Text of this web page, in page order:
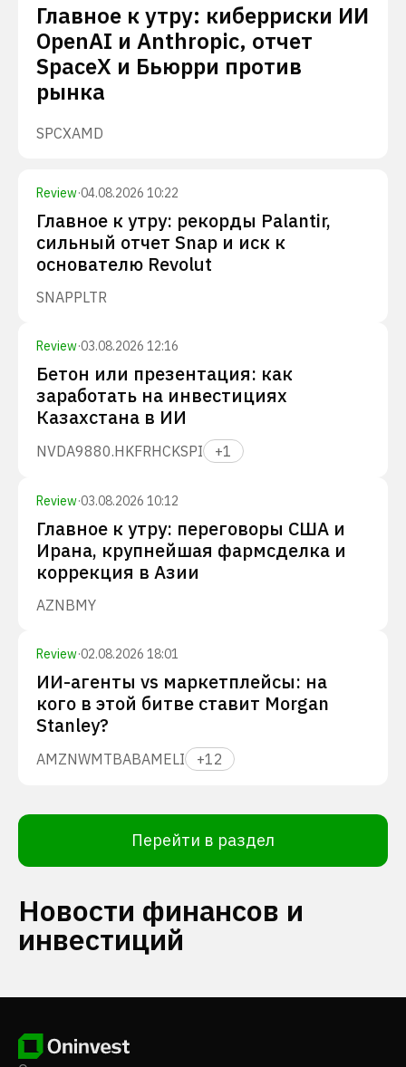
Главное к утру: киберриски ИИ
OpenAI и Anthropic, отчет
SpaceX и Бьюрри против
рынка
SPCXAMD
Review·04.08.2026 10:22
Главное к утру: рекорды Palantir,
сильный отчет Snap и иск к
основателю Revolut
SNAPPLTR
Review·03.08.2026 12:16
Бетон или презентация: как
заработать на инвестициях
Казахстана в ИИ
NVDA9880.HKFRHCKSPI +1
Review·03.08.2026 10:12
Главное к утру: переговоры США и
Ирана, крупнейшая фармсделка и
коррекция в Азии
AZNBMY
Review·02.08.2026 18:01
ИИ-агенты vs маркетплейсы: на
кого в этой битве ставит Morgan
Stanley?
AMZNWMTBABAMELI +12
Перейти в раздел
Новости финансов и
инвестиций